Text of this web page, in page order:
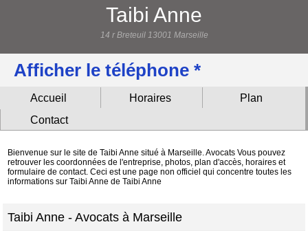
Taibi Anne
14 r Breteuil 13001 Marseille
Afficher le téléphone *
Accueil Horaires
Plan
Contact
Bienvenue sur le site de Taibi Anne situé à Marseille. Avocats Vous pouvez
retrouver les coordonnées de l'entreprise, photos, plan d'accès, horaires et
formulaire de contact. Ceci est une page non officiel qui concentre toutes les
informations sur Taibi Anne de Taibi Anne
Taibi Anne - Avocats à Marseille